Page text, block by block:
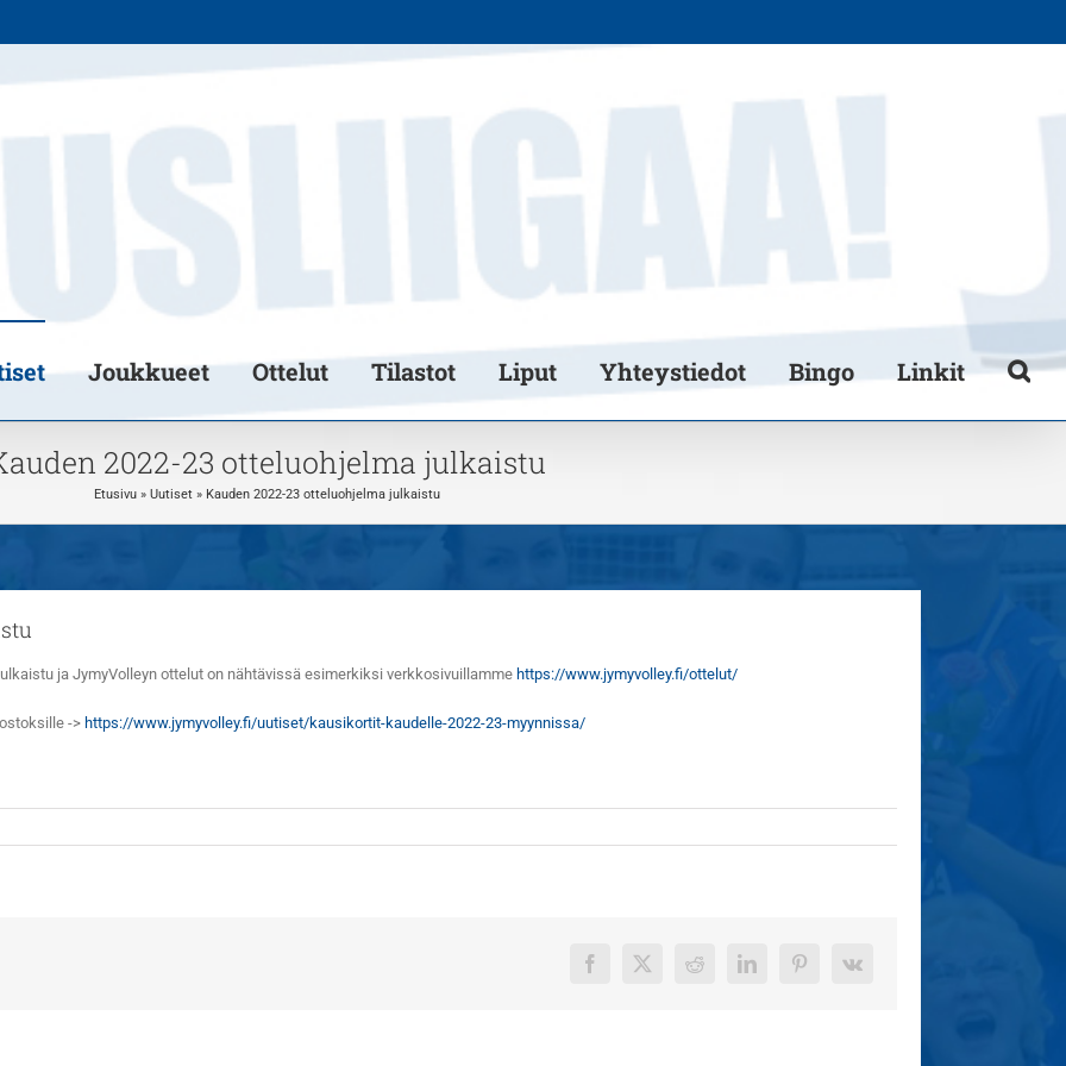
Joukkueet Ottelut Tilastot Liput Yhteystiedot Bingo Linkit
2022-23 otteluohjelma julkaistu
Etusivu» Uutiset» Kauden 2022-23 otteluohjelma julkaistu
ja JymyVolleyn ottelut on nähtävissä esimerkiksi verkkosivuillamme https://www.jymyvolley.fi/ottelut/
-> https://www.jymyvolley.fi/uutiset/kausikortit-kaudelle-2022-23-myynnissa/
Facebook
X Reddit LinkedInPinterest
Vk